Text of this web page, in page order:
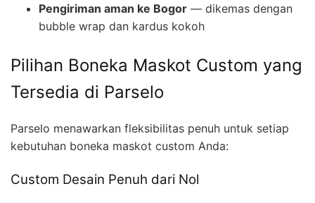
Pengiriman aman ke Bogor — dikemas dengan
bubble wrap dan kardus kokoh
Pilihan Boneka Maskot Custom yang
Tersedia di Parselo
Parselo menawarkan fleksibilitas penuh untuk setiap
kebutuhan boneka maskot custom Anda:
Custom Desain Penuh dari Nol